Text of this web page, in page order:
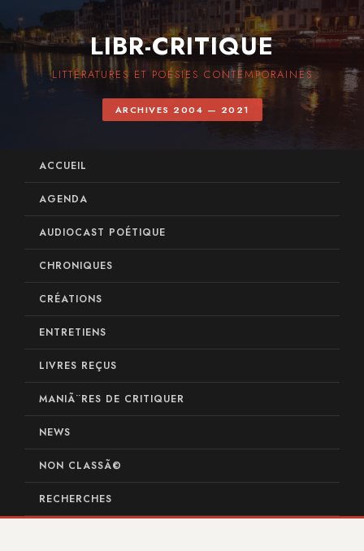
LIBR-CRITIQUE
LITTÉRATURES ET POÉSIES CONTEMPORAINES
ARCHIVES 2004 — 2021
ACCUEIL
AGENDA
AUDIOCAST POÉTIQUE
CHRONIQUES
CRÉATIONS
ENTRETIENS
LIVRES REÇUS
MANIÃ¨RES DE CRITIQUER
NEWS
NON CLASSÃ©
RECHERCHES